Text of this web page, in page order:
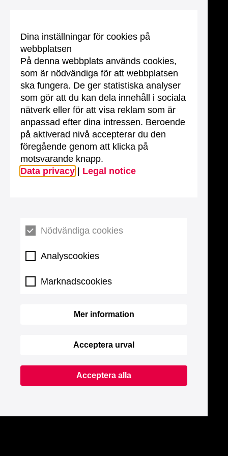
Dina inställningar för cookies på
webbplatsen
På denna webbplats används cookies,
som är nödvändiga för att webbplatsen
ska fungera. De ger statistiska analyser
som gör att du kan dela innehåll i sociala
nätverk eller för att visa reklam som är
anpassad efter dina intressen. Beroende
på aktiverad nivå accepterar du den
föregående genom att klicka på
motsvarande knapp.
Data privacy
Legal notice
Nödvändiga cookies
Analyscookies
Marknadscookies
Mer information
Acceptera urval
Acceptera alla